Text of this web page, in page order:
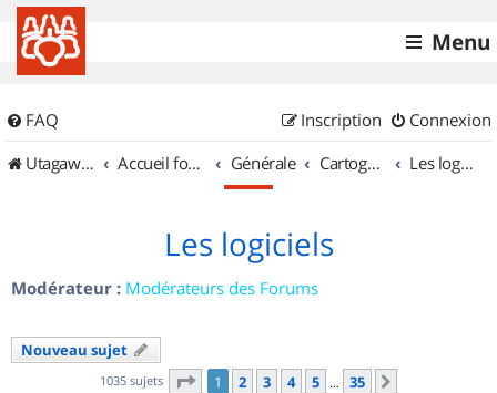
Menu
FAQ Connexion
Inscription
UtagawaVTT (Randos VTT et VTTAE avec traces GPS)
Accueil forum Générale Cartographie et GPS Les logiciels
Les logiciels
Modérateur : Modérateurs des Forums
Nouveau sujet
1035 sujets Page 1sur
1 2 3 4 5 … 35